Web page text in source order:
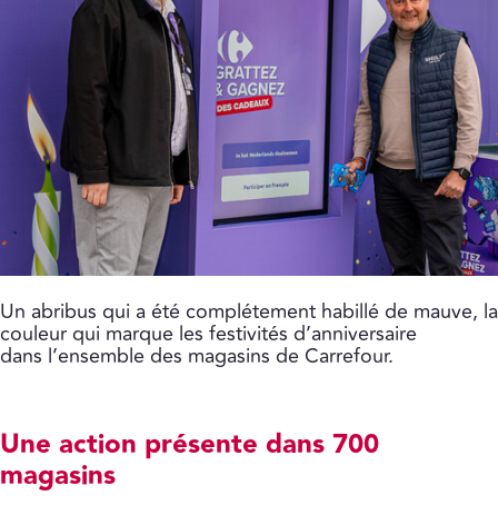
Un abribus qui a été complétement habillé de mauve, la
couleur qui marque les festivités d’anniversaire
dans l’ensemble des magasins de Carrefour.
Une action présente dans 700
magasins